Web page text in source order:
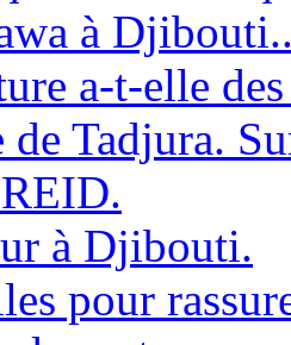
à
a-t-elle
de Tadjura.
à Djibouti.
pour